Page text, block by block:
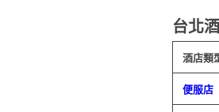
台北
酒店類
便服店